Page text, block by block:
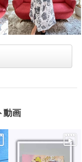
動画